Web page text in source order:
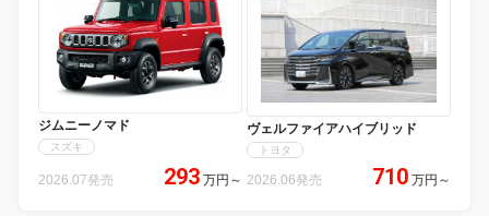
ジムニーノマド
スズキ
2026.07発売 293 万円 ～
ヴェルファイアハイブリッド
トヨタ
2026.06発売 710 万円 ～